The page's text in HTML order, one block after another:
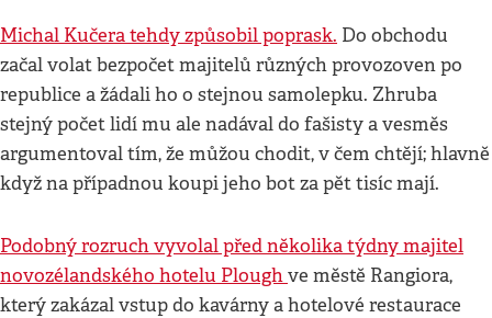
Michal Kučera tehdy způsobil poprask. Do obchodu
začal volat bezpočet majitelů různých provozoven po
republice a žádali ho o stejnou samolepku. Zhruba
stejný počet lidí mu ale nadával do fašisty a vesměs
argumentoval tím, že můžou chodit, v čem chtějí; hlavně
když na případnou koupi jeho bot za pět tisíc mají.
Podobný rozruch vyvolal před několika týdny majitel
novozélandského hotelu Ploughve městě Rangiora,
který zakázal vstup do kavárny a hotelové restaurace